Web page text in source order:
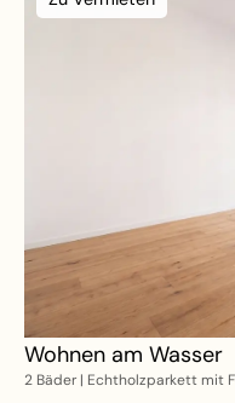
Wohnen am Wasser
2 Bäder | Echtholzparkett mit